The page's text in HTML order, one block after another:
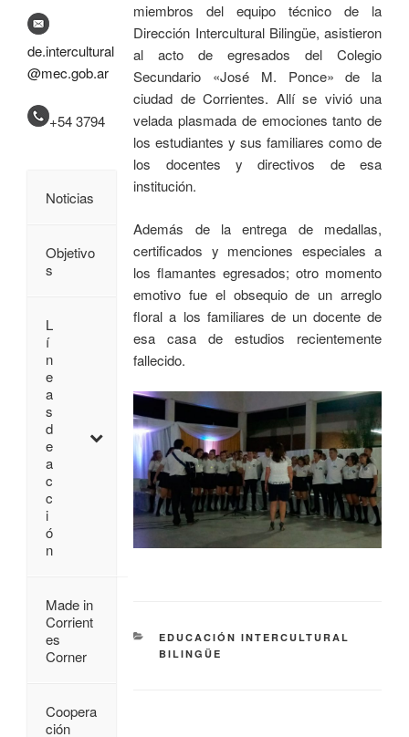
miembros del equipo técnico de la
Dirección Intercultural Bilingüe, asistieron
al acto de egresados del Colegio
Secundario «José M. Ponce» de la
ciudad de Corrientes. Allí se vivió una
velada plasmada de emociones tanto de
los estudiantes y sus familiares como de
los docentes y directivos de esa
institución.
Además de la entrega de medallas,
certificados y menciones especiales a
los flamantes egresados; otro momento
emotivo fue el obsequio de un arreglo
floral a los familiares de un docente de
esa casa de estudios recientemente
fallecido.
EDUCACIÓN INTERCULTURAL
BILINGÜE
de.intercultural
@mec.gob.ar
+54 3794
Noticias
Objetivo
s
L
í
n
e
a
s
d
e
a
c
c
i
ó
n
Made in
Corrient
es
Corner
Coopera
ción